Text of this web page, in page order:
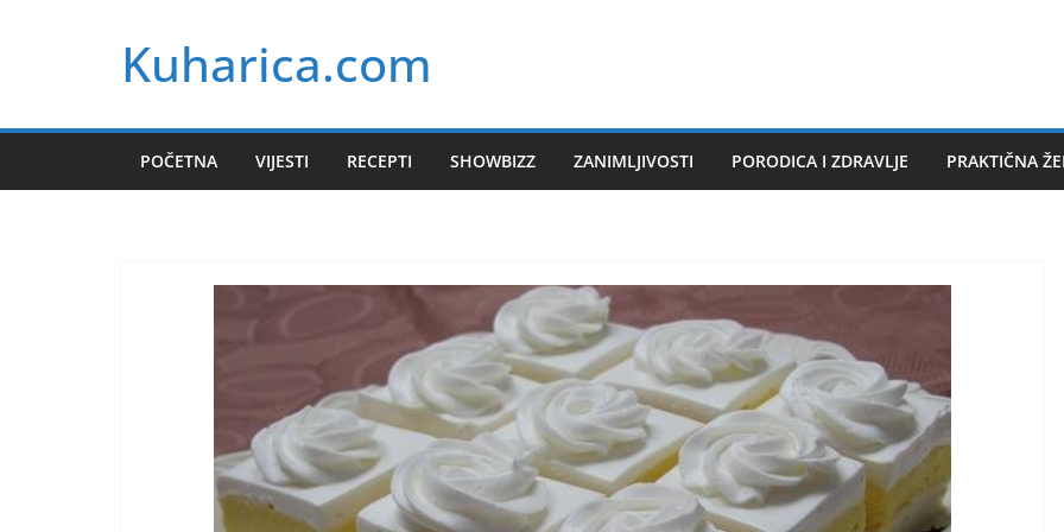
Kuharica.com
POČETNA VIJESTI RECEPTI SHOWBIZZ ZANIMLJIVOSTI PORODICA I ZDRAVLJE PRAKTIČNA